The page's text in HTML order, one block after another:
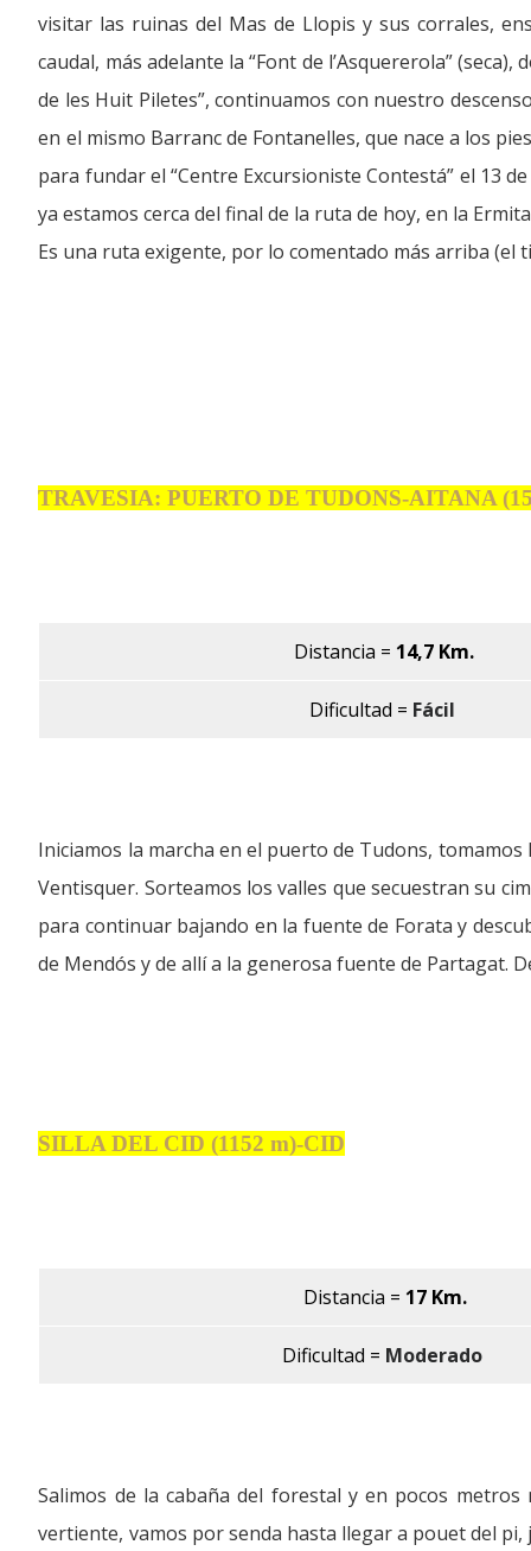
visitar las ruinas del Mas de Llopis y sus corrales,
caudal, más adelante la “Font de l’Asquererola”
de les Huit Piletes”, continuamos con nuestro
en el mismo Barranc de Fontanelles, que nace a los
para fundar el “Centre Excursioniste Contestá” el 13
ya estamos cerca del final de la ruta de hoy, en la
Es una ruta exigente, por lo comentado más arriba (el
TRAVESIA: PUERTO DE TUDONS-AITANA
Distancia = 14,7 Km.
Dificultad = Fácil
Iniciamos la marcha en el puerto de Tudons,
Ventisquer. Sorteamos los valles que secuestran su
para continuar bajando en la fuente de Forata y
de Mendós y de allí a la generosa fuente de Partagat.
SILLA DEL CID (1152 m)-CID
Distancia = 17 Km.
Dificultad = Moderado
Salimos de la cabaña del forestal y en pocos
vertiente, vamos por senda hasta llegar a pouet del